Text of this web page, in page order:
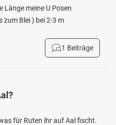
Länge meine U Posen
zum Blei ) bei 2-3 m
1 Beiträge
für Ruten ihr auf Aal fischt.